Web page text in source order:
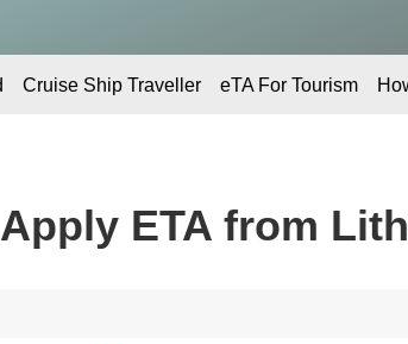
Cruise Ship Traveller eTA For Tourism
Apply ETA from